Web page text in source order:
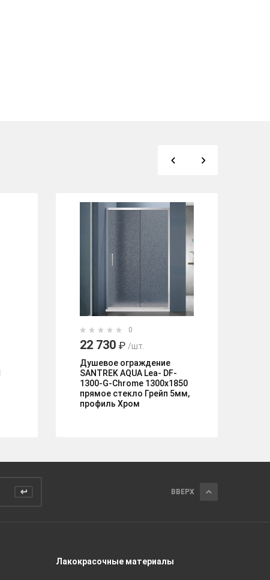
0
22 730 ₽ /шт.
Душевое ограждение
SANTREK AQUA Lea- DF-
1300-G-Chrome 1300х1850
прямое стекло Грейп 5мм,
профиль Хром
ВВЕРХ
Лакокрасочные материалы